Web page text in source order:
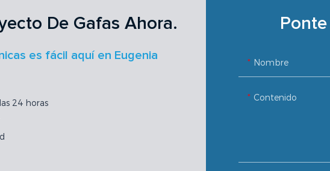
De Gafas Ahora.
es fácil aquí en Eugenia
24 horas
Nombre
Contenido